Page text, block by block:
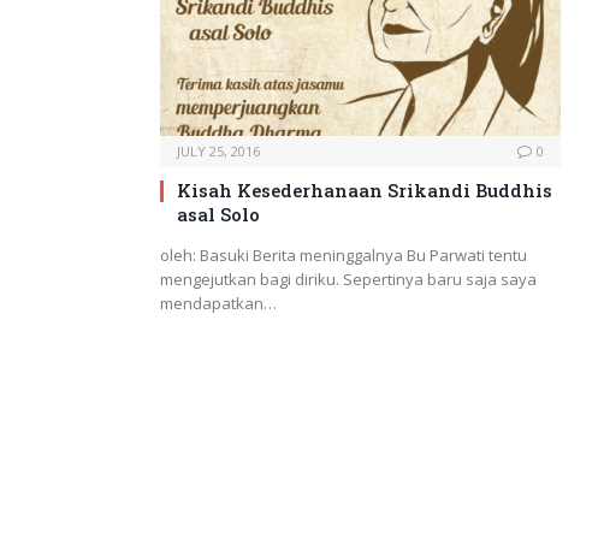
JULY 25, 2016 0
Kisah Kesederhanaan Srikandi Buddhis
asal Solo
oleh: Basuki Berita meninggalnya Bu Parwati tentu
mengejutkan bagi diriku. Sepertinya baru saja saya
mendapatkan…